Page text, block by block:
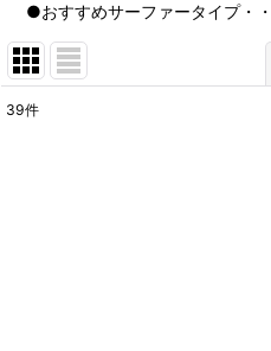
●おすすめサーファータイプ・
39件